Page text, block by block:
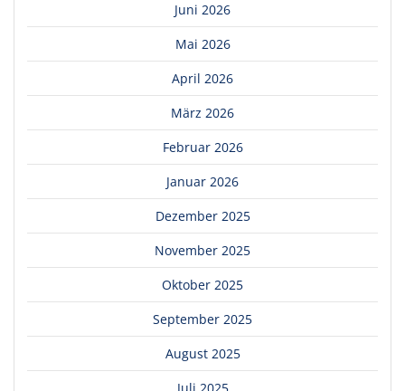
Juni 2026
Mai 2026
April 2026
März 2026
Februar 2026
Januar 2026
Dezember 2025
November 2025
Oktober 2025
September 2025
August 2025